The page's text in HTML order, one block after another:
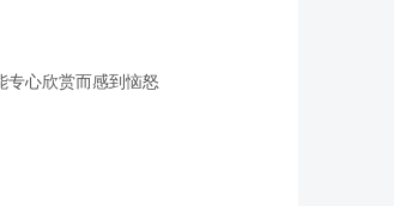
专心欣赏而感到恼怒